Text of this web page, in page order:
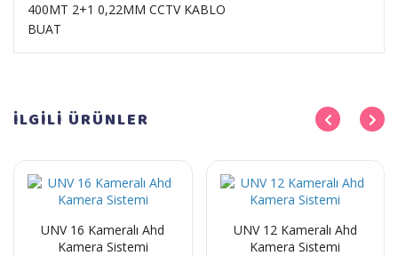
400MT 2+1 0,22MM CCTV KABLO
BUAT
İLGİLİ ÜRÜNLER
UNV 16 Kameralı Ahd
Kamera Sistemi
UNV 12 Kameralı Ahd
Kamera Sistemi